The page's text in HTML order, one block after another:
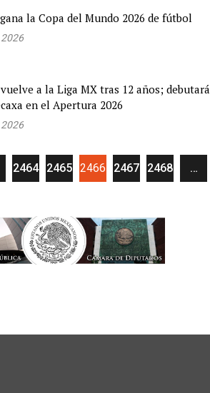
la Copa del Mundo 2026 de fútbol
a la Liga MX tras 12 años; debutará
en el Apertura 2026
2464 2465 2466 (current)
2467 2468 …